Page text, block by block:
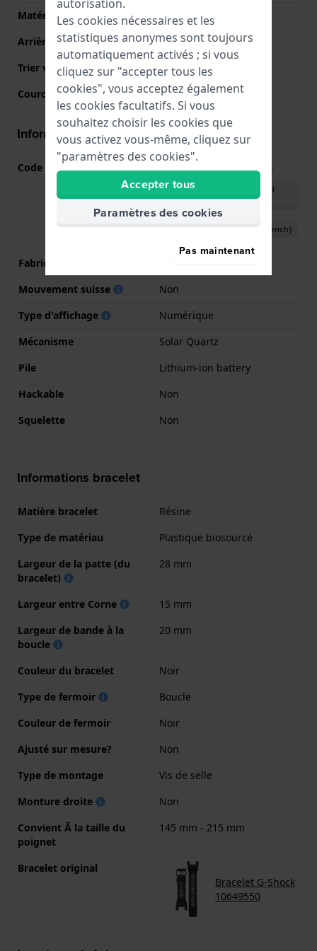
Matériau du boîtier arrière
Plastique biosourcé
Arrière de Boitier
Fermée avec vis
Trier verre
Minéral
Couronne
Couronne de POusser
Informations mouvement
Code Mouvement 3515(Voir les spécifications )
Télécharger le manuel
(English)
Télécharger le manuel (French)
Fabricant de mouvement
Mouvement suisse
Non
Type d'affichage
Numérique
Mécanisme
Solar Quartz
Pile
Lithium-ion battery
Hackable
Non
Squelette
Non
Informations bracelet
Matière bracelet
Résine
Type de matériau
Plastique biosourcé
Largeur de la patte (du
bracelet)
28 mm
Largeur entre Corne
15 mm
Largeur de bande à la
boucle
20 mm
Couleur du bracelet
Noir
Type de fermoir
Boucle
Couleur de fermoir
Noir
Ajusté sur mesure?
Non
Type de montage
Vis de selle
Monture droite
Non
Convient Ă la taille du
poignet
145 mm - 215 mm
Bracelet original
Bracelet G-Shock
10649550
autorisation.
Les cookies nécessaires et les
statistiques anonymes sont toujours
automatiquement activés ; si vous
cliquez sur "accepter tous les
cookies", vous acceptez également
les cookies facultatifs. Si vous
souhaitez choisir les cookies que
vous activez vous-même, cliquez sur
"paramètres des cookies".
Accepter tous
Paramètres des cookies
Pas maintenant